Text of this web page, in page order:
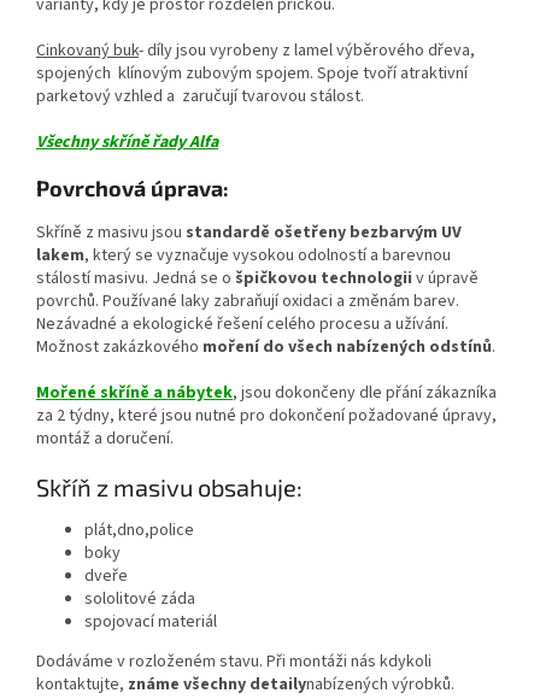
Cinkovaný buk- díly jsou vyrobeny z lamel výběrového dřeva,
spojených klínovým zubovým spojem. Spoje tvoří atraktivní
parketový vzhled a zaručují tvarovou stálost.
Všechny skříně řady Alfa
Povrchová úprava:
Skříně z masivu jsou standardě ošetřeny bezbarvým UV
lakem, který se vyznačuje vysokou odolností a barevnou
stálostí masivu. Jedná se o špičkovou technologii v úpravě
povrchů. Používané laky zabraňují oxidaci a změnám barev.
Nezávadné a ekologické řešení celého procesu a užívání.
Možnost zakázkového moření do všech nabízených odstínů.
Mořené skříně a nábytek, jsou dokončeny dle přání zákazníka
za 2 týdny, které jsou nutné pro dokončení požadované úpravy,
montáž a doručení.
Skříň z masivu obsahuje:
plát,dno,police
boky
dveře
sololitové záda
spojovací materiál
Dodáváme v rozloženém stavu. Při montáži nás kdykoli
kontaktujte, známe všechny detailynabízených výrobků.